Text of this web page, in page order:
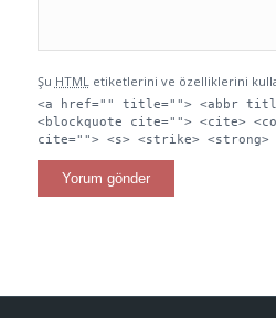
Şu HTMLetiketlerini ve özelliklerini
<a href="" title=""> <abbr
<blockquote cite=""> <cite>
cite=""> <s> <strike> <strong>